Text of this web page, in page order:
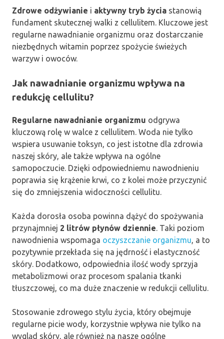
Zdrowe odżywianie i aktywny tryb życia stanowią
fundament skutecznej walki z cellulitem. Kluczowe jest
regularne nawadnianie organizmu oraz dostarczanie
niezbędnych witamin poprzez spożycie świeżych
warzyw i owoców.
Jak nawadnianie organizmu wpływa na
redukcję cellulitu?
Regularne nawadnianie organizmu odgrywa
kluczową rolę w walce z cellulitem. Woda nie tylko
wspiera usuwanie toksyn, co jest istotne dla zdrowia
naszej skóry, ale także wpływa na ogólne
samopoczucie. Dzięki odpowiedniemu nawodnieniu
poprawia się krążenie krwi, co z kolei może przyczynić
się do zmniejszenia widoczności cellulitu.
Każda dorosła osoba powinna dążyć do spożywania
przynajmniej 2 litrów płynów dziennie . Taki poziom
nawodnienia wspomaga oczyszczanie organizmu , a to
pozytywnie przekłada się na jędrność i elastyczność
skóry. Dodatkowo, odpowiednia ilość wody sprzyja
metabolizmowi oraz procesom spalania tkanki
tłuszczowej, co ma duże znaczenie w redukcji cellulitu.
Stosowanie zdrowego stylu życia, który obejmuje
regularne picie wody, korzystnie wpływa nie tylko na
wygląd skóry, ale również na nasze ogólne